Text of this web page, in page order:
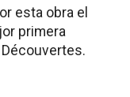
esta obra el
primera
Découvertes.